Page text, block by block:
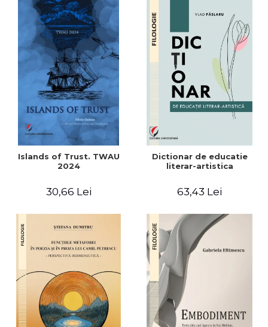
Islands of Trust. TWAU
2024
30,66 Lei
Dictionar de educatie
literar-artistica
63,43 Lei